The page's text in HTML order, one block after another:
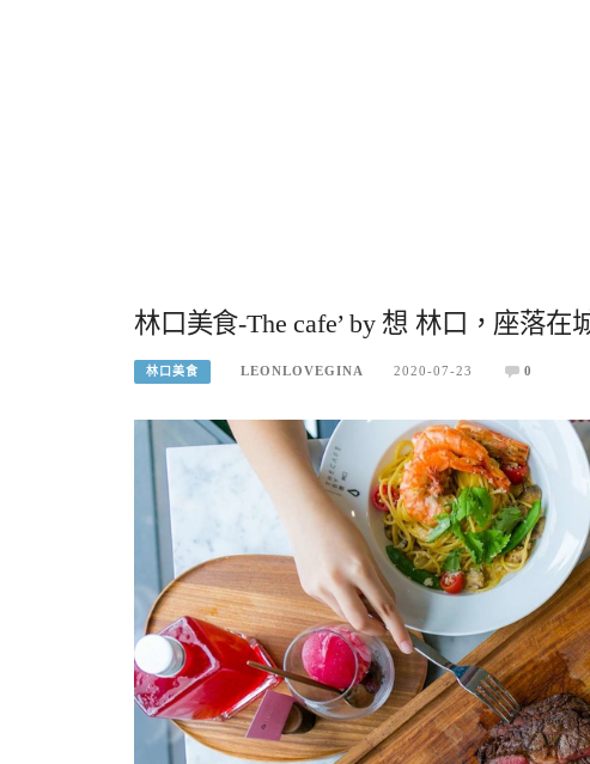
林口美食-The cafe’ by 想 林口，座落
林口美食 LEONLOVEGINA 2020-07-23 0